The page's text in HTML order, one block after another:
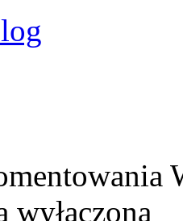
wyłączona